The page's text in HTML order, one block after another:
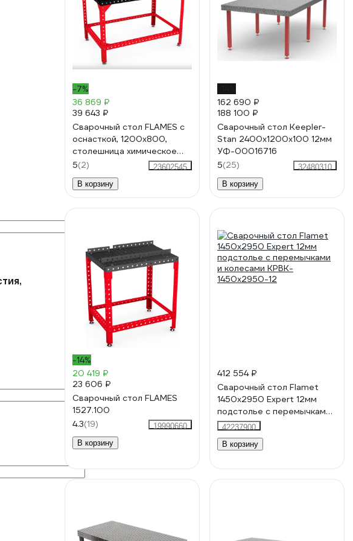
-7%
36 869 ₽
39 643 ₽
Сварочный стол FLAMES с
оснасткой, 1200x800,
столешница химическое
оксидирование с
промасливанием 1527.105
5(2)
23602545
В корзину
162 690 ₽
188 100 ₽
Сварочный стол Keepler-
Stan 2400x1200x100 12мм
УФ-00016716
5(25)
32480310
В корзину
-14%
20 419 ₽
23 606 ₽
Сварочный стол FLAMES
1527.100
4.3(19)
19990660
В корзину
412 554 ₽
Сварочный стол Flamet
1450х2950 Expert 12мм
подстолье с перемычками
и колесами КPBK-
1450x2950-12
42237900
В корзину